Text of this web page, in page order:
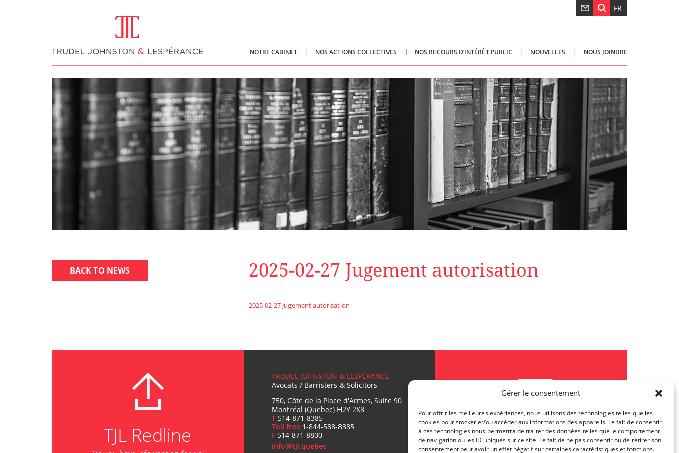
Gérer le consentement
Pour offrir les meilleures expériences, nous utilisons des technologies telles que les
cookies pour stocker et/ou accéder aux informations des appareils. Le fait de consentir
à ces technologies nous permettra de traiter des données telles que le comportement
de navigation ou les ID uniques sur ce site. Le fait de ne pas consentir ou de retirer son
consentement peut avoir un effet négatif sur certaines caractéristiques et fonctions.
FR
NOTRE CABINET NOS ACTIONS COLLECTIVES NOS RECOURS D’INTÉRÊT PUBLIC NOUVELLES NOUS JOINDRE
BACK TO NEWS 2025-02-27 Jugement autorisation
2025-02-27 Jugement autorisation
TJL Redline TJL Class Actions Post
TRUDEL JOHNSTON & LESPÉRANCE
Avocats / Barristers & Solicitors
750, Côte de la Place d'Armes, Suite 90
Montréal (Quebec) H2Y 2X8
T 514 871-8385
Toll free 1-844-588-8385
F 514 871-8800
info@tjl.quebec